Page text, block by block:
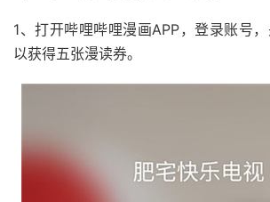
1、打开哔哩哔哩漫画APP，登录账号
以获得五张漫读券。